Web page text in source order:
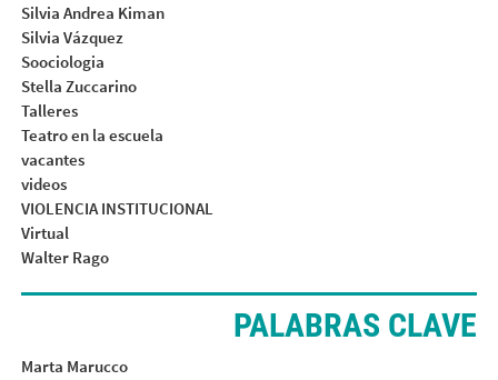
Silvia Andrea Kiman
Silvia Vázquez
Soociologia
Stella Zuccarino
Talleres
Teatro en la escuela
vacantes
videos
VIOLENCIA INSTITUCIONAL
Virtual
Walter Rago
PALABRAS CLAVE
Marta Marucco